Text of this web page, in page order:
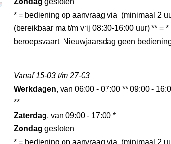
Zondag gesloten
* = bediening op aanvraag via (minimaal 2
(bereikbaar ma t/m vrij 08:30-16:00 uur) ** =
beroepsvaart Nieuwjaarsdag geen
Vanaf 15-03 t/m 27-03
Werkdagen, van 06:00 - 07:00 ** 09:00 -
**
Zaterdag, van 09:00 - 17:00 *
Zondag gesloten
* = bediening op aanvraag via (minimaal 2